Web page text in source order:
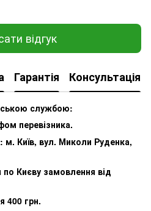
відгук
Гарантія Консультація
службою:
перевізника.
Київ, вул. Миколи Руденка,
Києву замовлення від
400 грн.